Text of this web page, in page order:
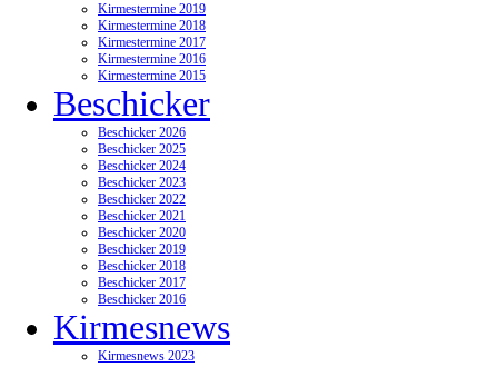
Kirmestermine 2019
Kirmestermine 2018
Kirmestermine 2017
Kirmestermine 2016
Kirmestermine 2015
Beschicker
Beschicker 2026
Beschicker 2025
Beschicker 2024
Beschicker 2023
Beschicker 2022
Beschicker 2021
Beschicker 2020
Beschicker 2019
Beschicker 2018
Beschicker 2017
Beschicker 2016
Kirmesnews
Kirmesnews 2023